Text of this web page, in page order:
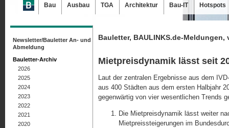
Bauletter, BAULINKS.de-Meldungen,
Mietpreisdynamik lässt seit
Laut der zentralen Ergebnisse aus dem
aus 400 Städten aus dem ersten Halbjahr
gegenwärtig von vier wesentlichen Trends
Die Mietpreisdynamik lässt weiter
Mietpreissteigerungen im
Newsletter/Bauletter An- und
Abmeldung
Bauletter-Archiv
2026
2025
2024
2023
2022
2021
2020
Bau Ausbau TGA Architektur Bau-IT Hotspots